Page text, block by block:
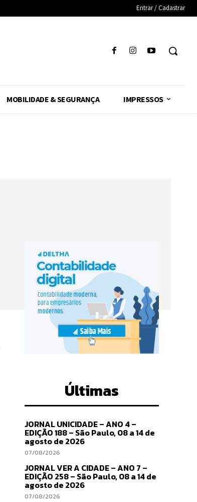
Entrar / Cadastrar
MOBILIDADE & SEGURANÇA IMPRESSOS
Últimas
JORNAL UNICIDADE – ANO 4 –
EDIÇÃO 188 – São Paulo, 08 a 14 de
agosto de 2026
07/08/2026
JORNAL VER A CIDADE – ANO 7 –
EDIÇÃO 258 – São Paulo, 08 a 14 de
agosto de 2026
07/08/2026